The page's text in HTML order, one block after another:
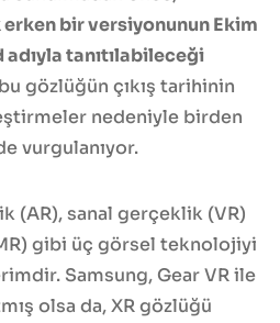
bir versiyonunun Ekim
adıyla tanıtılabileceği
gözlüğün çıkış tarihinin
nedeniyle birden
vurgulanıyor.
(AR), sanal gerçeklik (VR)
gibi üç görsel teknolojiyi
Samsung, Gear VR ile
olsa da, XR gözlüğü